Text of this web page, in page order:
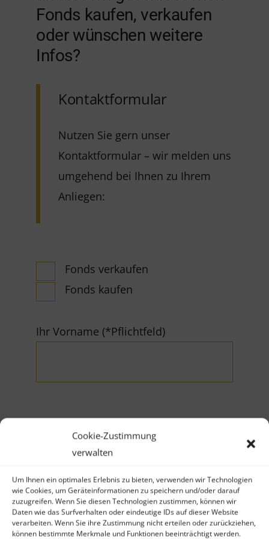
Cookie-Zustimmung
verwalten
Um Ihnen ein optimales Erlebnis zu bieten, verwenden wir Technologien
wie Cookies, um Geräteinformationen zu speichern und/oder darauf
zuzugreifen. Wenn Sie diesen Technologien zustimmen, können wir
Daten wie das Surfverhalten oder eindeutige IDs auf dieser Website
verarbeiten. Wenn Sie ihre Zustimmung nicht erteilen oder zurückziehen,
können bestimmte Merkmale und Funktionen beeinträchtigt werden.
Fonds kaufen, verkaufen
oder wünschen weitere
Infos?
Kontaktformular
Nutzen Sie gern unser
Kontaktformular – wir melden uns
umgehend bei Ihnen zu Ihrem
Anliegen:
Fonds verkaufen
Fonds kaufen
Ihr Vorname (*Pflichtfeld)
Ihr Nachname (*Pflichtfeld)
Firma